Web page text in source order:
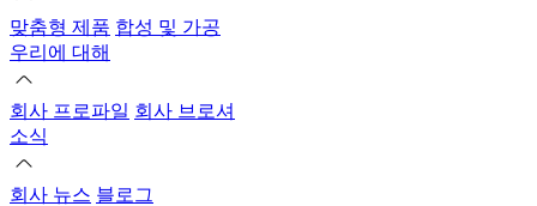
맞춤형 제품 합성 및 가공
우리에 대해
회사 프로파일 회사 브로셔
소식
회사 뉴스 블로그